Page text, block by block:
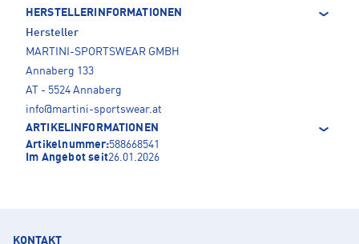
HERSTELLERINFORMATIONEN
Hersteller
MARTINI-SPORTSWEAR GMBH
Annaberg 133
AT - 5524 Annaberg
info@martini-sportswear.at
ARTIKELINFORMATIONEN
Artikelnummer:588668541
Im Angebot seit26.01.2026
KONTAKT